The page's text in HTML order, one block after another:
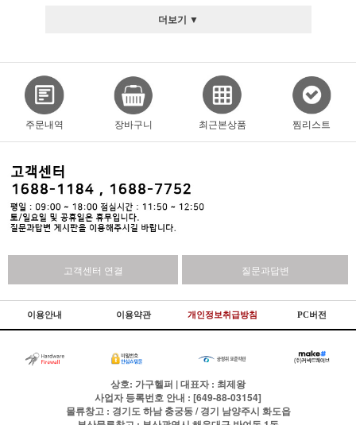
더보기 ▼
주문내역 장바구니 최근본상품 찜리스트
고객센터 연결 질문과답변
이용안내 이용약관 개인정보취급방침 PC버전
상호: 가구헬퍼 | 대표자 : 최제왕
사업자 등록번호 안내 : [649-88-03154]
물류창고 : 경기도 하남 충궁동 / 경기 남양주시 화도읍